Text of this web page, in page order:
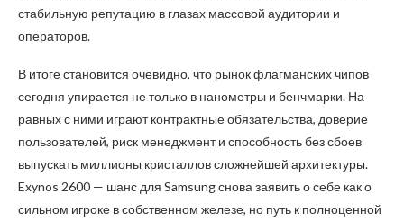
стабильную репутацию в глазах массовой аудитории и
операторов.
В итоге становится очевидно, что рынок флагманских чипов
сегодня упирается не только в нанометры и бенчмарки. На
равных с ними играют контрактные обязательства, доверие
пользователей, риск менеджмент и способность без сбоев
выпускать миллионы кристаллов сложнейшей архитектуры.
Exynos 2600 — шанс для Samsung снова заявить о себе как о
сильном игроке в собственном железе, но путь к полноценной